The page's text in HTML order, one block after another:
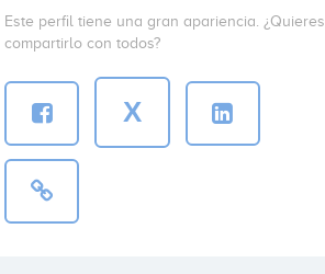
Este perfil tiene una gran apariencia. ¿Quieres
compartirlo con todos?
X